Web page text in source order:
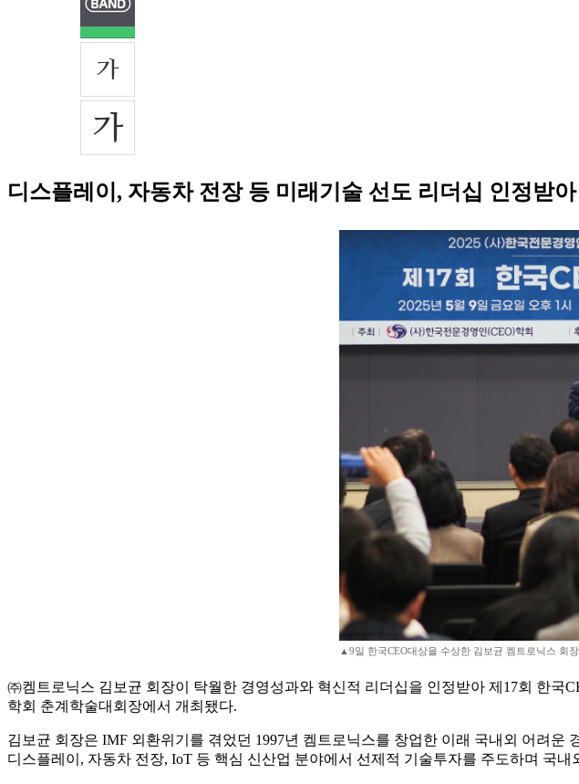
디스플레이, 자동차 전장 등 미래기술 선도 리더십 인정받아
▲9일 한국CEO대상을 수상한 김보균 켐트로닉스 회
㈜켐트로닉스 김보균 회장이 탁월한 경영성과와 혁신적 리더십을 인정받아 제17회 한
학회 춘계학술대회장에서 개최됐다.
김보균 회장은 IMF 외환위기를 겪었던 1997년 켐트로닉스를 창업한 이래 국내외 어려
디스플레이, 자동차 전장, IoT 등 핵심 신산업 분야에서 선제적 기술투자를 주도하며 국